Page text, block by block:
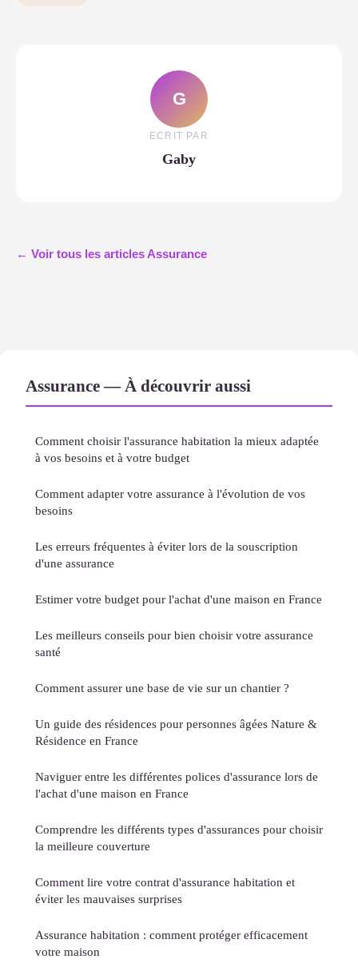
G
ECRIT PAR
Gaby
← Voir tous les articles Assurance
Assurance — À découvrir aussi
Comment choisir l'assurance habitation la mieux adaptée
à vos besoins et à votre budget
Comment adapter votre assurance à l'évolution de vos
besoins
Les erreurs fréquentes à éviter lors de la souscription
d'une assurance
Estimer votre budget pour l'achat d'une maison en France
Les meilleurs conseils pour bien choisir votre assurance
santé
Comment assurer une base de vie sur un chantier ?
Un guide des résidences pour personnes âgées Nature &
Résidence en France
Naviguer entre les différentes polices d'assurance lors de
l'achat d'une maison en France
Comprendre les différents types d'assurances pour choisir
la meilleure couverture
Comment lire votre contrat d'assurance habitation et
éviter les mauvaises surprises
Assurance habitation : comment protéger efficacement
votre maison